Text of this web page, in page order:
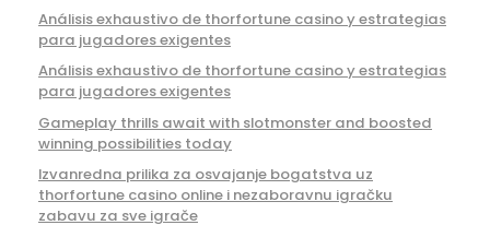
Análisis exhaustivo de thorfortune casino y estrategias
para jugadores exigentes
Análisis exhaustivo de thorfortune casino y estrategias
para jugadores exigentes
Gameplay thrills await with slotmonster and boosted
winning possibilities today
Izvanredna prilika za osvajanje bogatstva uz
thorfortune casino online i nezaboravnu igračku
zabavu za sve igrače